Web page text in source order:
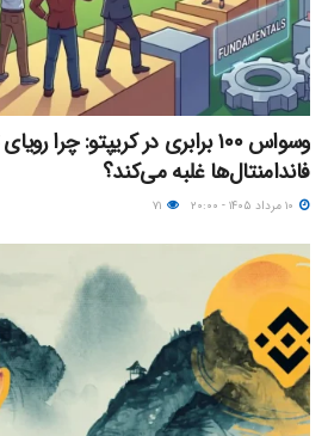
وسواس ۱۰۰ برابری در کریپتو:
فاندامنتال‌ها غلبه می‌کند؟